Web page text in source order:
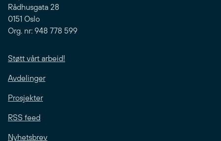
Rådhusgata 28
0151 Oslo
Org. nr: 948 778 599
Støtt vårt arbeid!
Avdelinger
Prosjekter
RSS feed
Nyhetsbrev